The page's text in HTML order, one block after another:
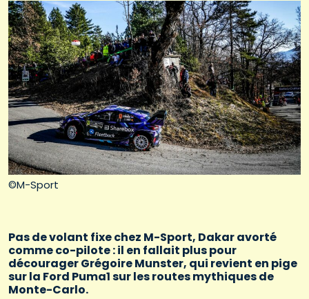
©M-Sport
Pas de volant fixe chez M-Sport, Dakar avorté
comme co-pilote : il en fallait plus pour
décourager Grégoire Munster, qui revient en pige
sur la Ford Puma1 sur les routes mythiques de
Monte-Carlo.